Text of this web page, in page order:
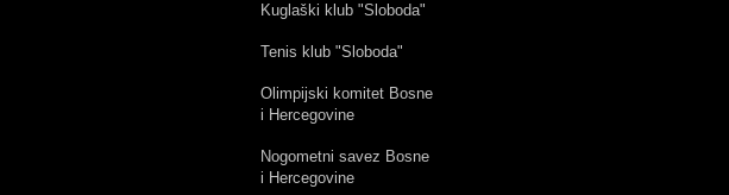
Kuglaški klub "Sloboda"
Tenis klub "Sloboda"
Olimpijski komitet Bosne
i Hercegovine
Nogometni savez Bosne
i Hercegovine